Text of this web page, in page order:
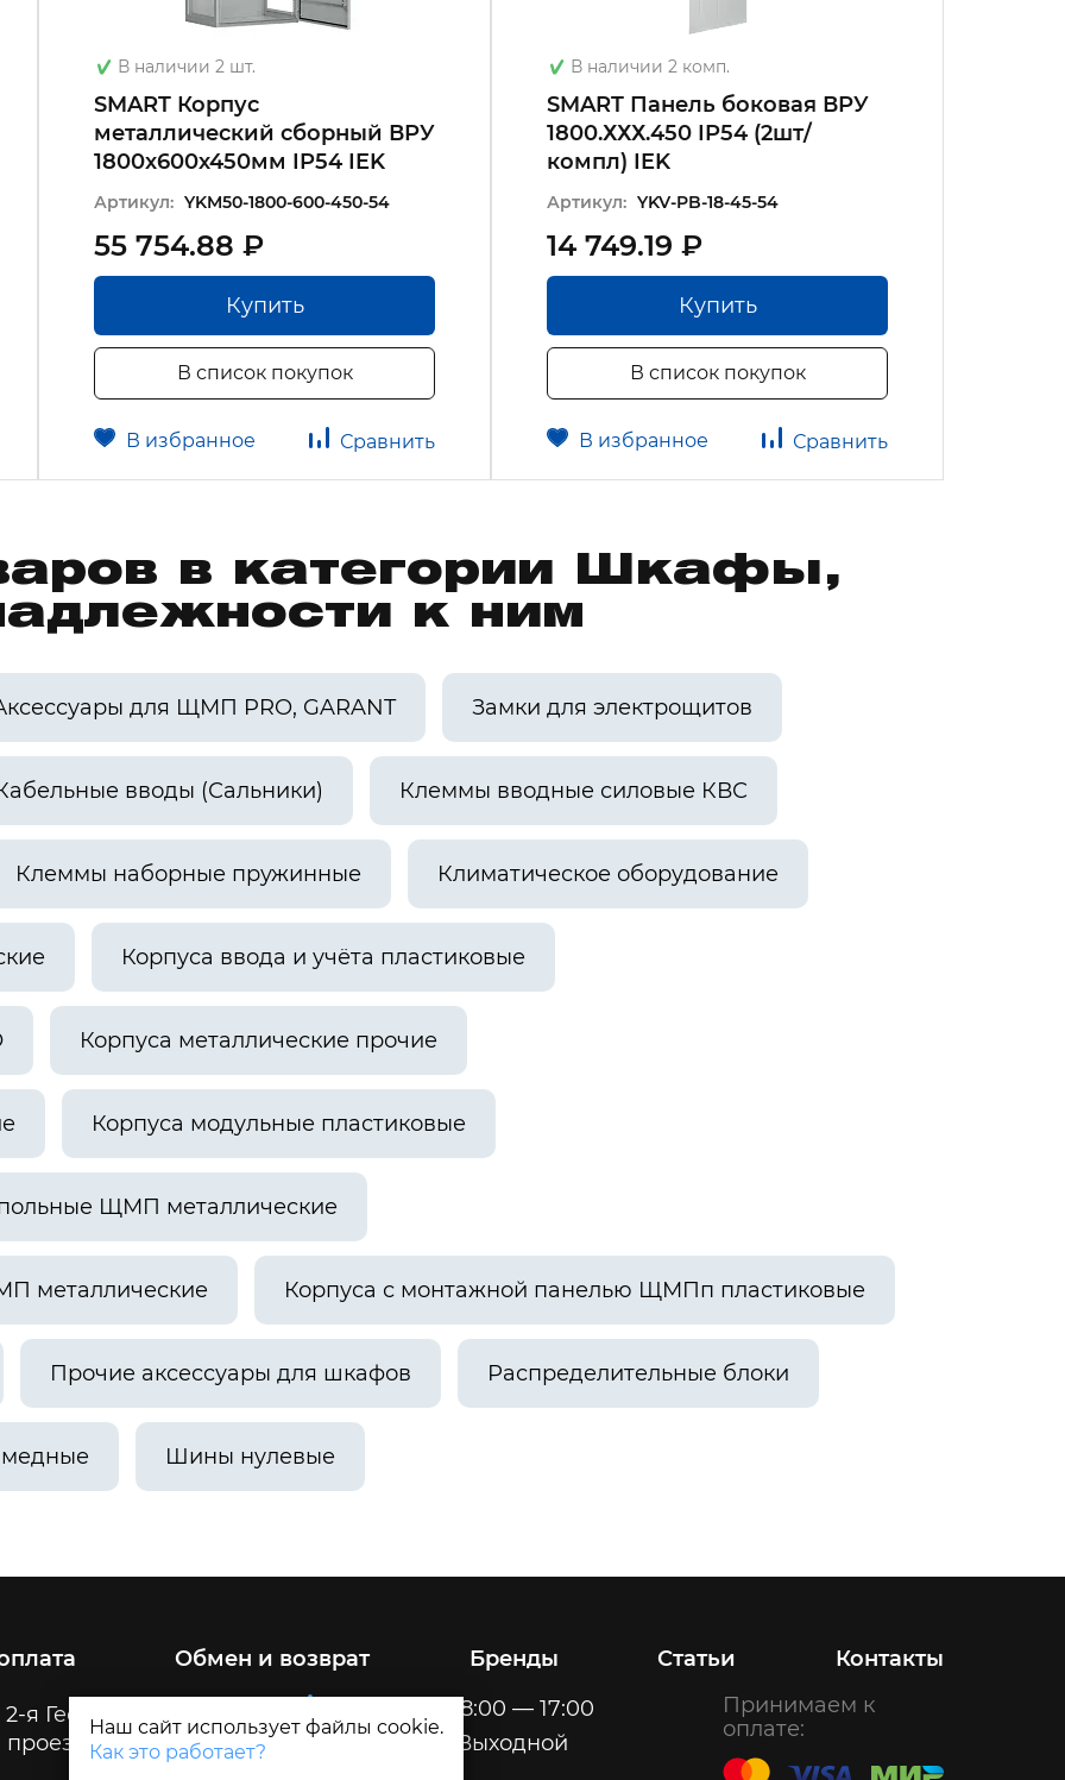
Наш сайт использует файлы cookie.
Как это работает?
В наличии 2 шт.
SMART Корпус
металлический сборный ВРУ
1800х600х450мм IP54 IEK
Артикул: YKM50-1800-600-450-54
55 754.88 ₽
Купить
В список покупок
В избранное Сравнить
В наличии 2 комп.
SMART Панель боковая ВРУ
1800.ХХХ.450 IP54 (2шт/
компл) IEK
Артикул: YKV-PB-18-45-54
14 749.19 ₽
Купить
В список покупок
В избранное Сравнить
в категории Шкафы,
к ним
для ЩМП PRO, GARANT Замки для электрощитов
вводы (Сальники) Клеммы вводные силовые КВС
Клеммы наборные пружинные Климатическое оборудование
Корпуса ввода и учёта пластиковые
Корпуса металлические прочие
Корпуса модульные пластиковые
ЩМП металлические
металлические Корпуса с монтажной панелью ЩМПп пластиковые
Прочие аксессуары для шкафов Распределительные блоки
Шины нулевые
Обмен и возврат Бренды Статьи Контакты
я Геологическая, 32
проезда
8:00 — 17:00
Выходной
Принимаем к
оплате: